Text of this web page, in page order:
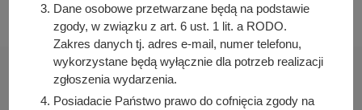
Dane osobowe przetwarzane będą na podstawie
zgody, w związku z art. 6 ust. 1 lit. a RODO.
Zakres danych tj. adres e-mail, numer telefonu,
wykorzystane będą wyłącznie dla potrzeb realizacji
zgłoszenia wydarzenia.
Posiadacie Państwo prawo do cofnięcia zgody na